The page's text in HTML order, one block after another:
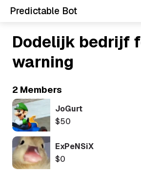
Predictable Bot
Dodelijk bedrijf
warning
2 Members
JoGurt
$50
ExPeNSiX
$0